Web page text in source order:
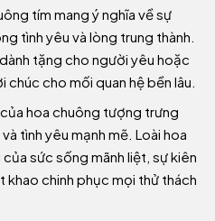
tím mang ý nghĩa về sự
tình yêu và lòng trung thành.
tặng cho người yêu hoặc
cho mối quan hệ bền lâu.
hoa chuông tượng trưng
tình yêu mạnh mẽ. Loài hoa
sức sống mãnh liệt, sự kiên
khao chinh phục mọi thử thách